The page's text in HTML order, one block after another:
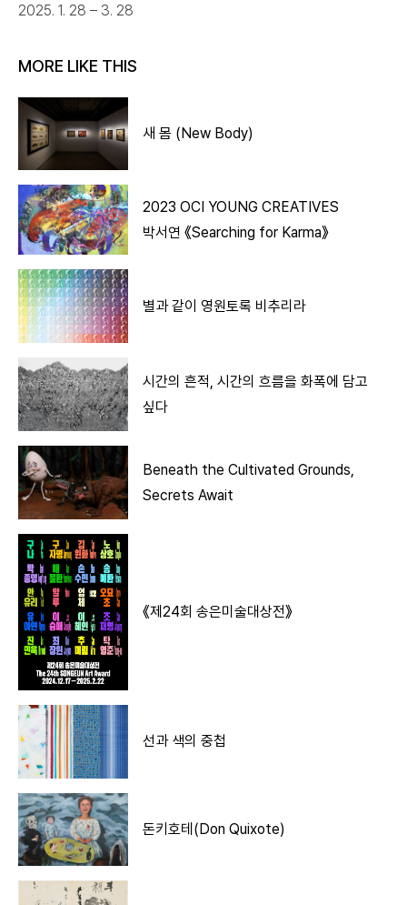
2025. 1. 28 – 3. 28
MORE LIKE THIS
새 몸 (New Body)
2023 OCI YOUNG CREATIVES
박서연 《Searching for Karma》
별과 같이 영원토록 비추리라
시간의 흔적, 시간의 흐름을 화폭에 담고
싶다
Beneath the Cultivated Grounds,
Secrets Await
《제24회 송은미술대상전》
선과 색의 중첩
돈키호테(Don Quixote)